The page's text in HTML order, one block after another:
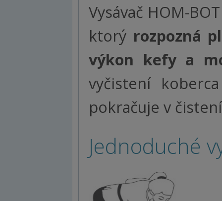
Vysávač HOM-
ktorý rozpozná
výkon kefy a
vyčistení
pokračuje v
Jednoduché